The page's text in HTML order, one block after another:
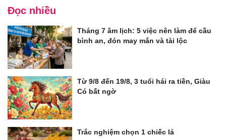
Đọc nhiều
Tháng 7 âm lịch: 5 việc nên làm để cầu
bình an, đón may mắn và tài lộc
Từ 9/8 đến 19/8, 3 tuổi hái ra tiền, Giàu
Có bất ngờ
Trắc nghiệm chọn 1 chiếc lá